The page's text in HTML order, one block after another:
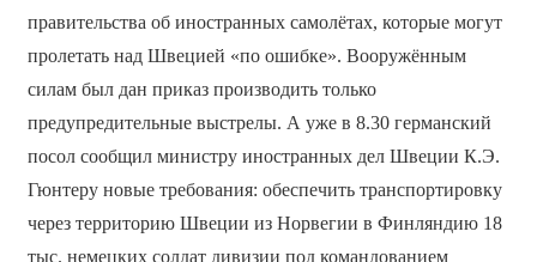
правительства об иностранных самолётах, которые могут
пролетать над Швецией «по ошибке». Вооружённым
силам был дан приказ производить только
предупредительные выстрелы. А уже в 8.30 германский
посол сообщил министру иностранных дел Швеции К.Э.
Гюнтеру новые требования: обеспечить транспортировку
через территорию Швеции из Норвегии в Финляндию 18
тыс. немецких солдат дивизии под командованием